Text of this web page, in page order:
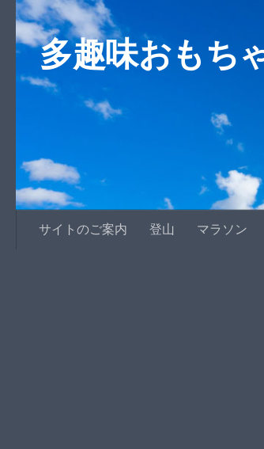
コンテンツへスキップ
多趣味おもち
サイトのご案内 登山 マラソン